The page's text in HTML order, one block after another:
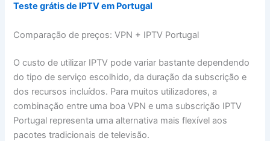
Teste grátis de IPTV em Portugal
Comparação de preços: VPN + IPTV Portugal
O custo de utilizar IPTV pode variar bastante dependendo
do tipo de serviço escolhido, da duração da subscrição e
dos recursos incluídos. Para muitos utilizadores, a
combinação entre uma boa VPN e uma subscrição IPTV
Portugal representa uma alternativa mais flexível aos
pacotes tradicionais de televisão.